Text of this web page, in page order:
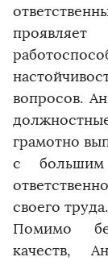
вопросов.
грамотно
с
своего труда.
Помимо
качеств,